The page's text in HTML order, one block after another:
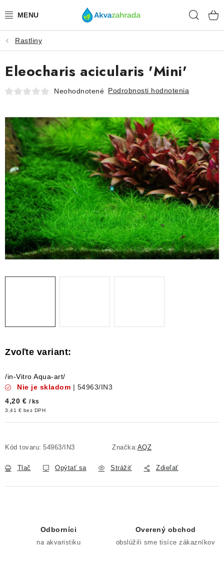
na
TECHNIKA
HNOJIVÁ
VODA
PRÍSLUŠENSTVO
RASTLINY
SUBSTRÁTY
KRMIVÁ A VITAMÍNY
DEKORÁCIE
KREVETKY
ŽIVOČÍCHY
Rastliny
/in-Vitro Aqua-art/
Nie je skladom | 54963/IN3
4,20 € / ks
3,41 € bez DPH
Kód tovaru: 54963/IN3 Značka:AQZ
Tlač Opýtať sa Strážiť Zdieľať
Eleocharis acicularis 'Mini'
Neohodnotené Podrobnosti hodnotenia
Odborníci
na akvaristiku
Overený obchod
obslúžili sme tisíce zákazníkov